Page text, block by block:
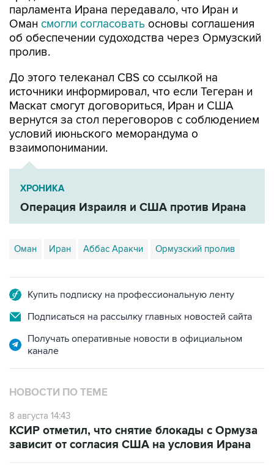
парламента Ирана передавало, что Иран и
Оман смогли согласовать основы соглашения
об обеспечении судоходства через Ормузский
пролив.
До этого телеканал CBS со ссылкой на
источники информировал, что если Тегеран и
Маскат смогут договориться, Иран и США
вернутся за стол переговоров с соблюдением
условий июньского меморандума о
взаимопонимании.
ХРОНИКА
Операция Израиля и США против Ирана
Оман Иран Аббас Аракчи Ормузский пролив
Купить подписку на профессиональную ленту
Подписаться на рассылку главных новостей сайта
Получать оперативные новости в официальном
канале
НОВОСТИ ПО ТЕМЕ
8 августа 14:43
КСИР отметил, что снятие блокады с Ормуза
зависит от согласия США на условия Ирана